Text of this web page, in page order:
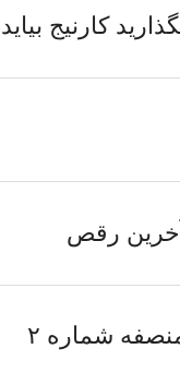
کارنیج بیاید
رقص
شماره ۲